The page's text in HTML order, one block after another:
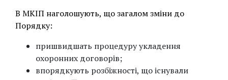
В МКІП наголошують, що загалом зміни до
Порядку:
пришвидшать процедуру укладення
охоронних договорів;
впорядкують розбіжності, що існували